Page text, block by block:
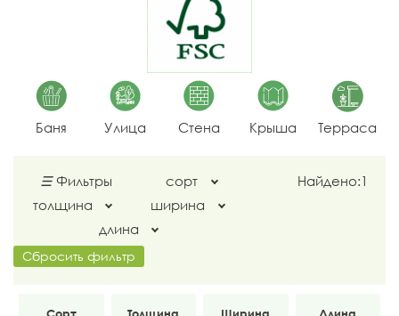
Баня Улица Стена Крыша Терраса
☰ Фильтры
сорт
толщина
ширина
длина
Найдено:1
Сбросить фильтр